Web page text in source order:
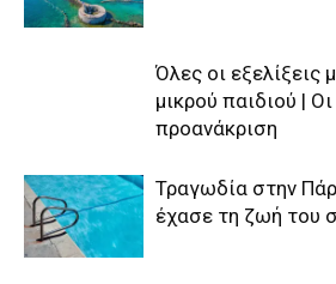
Όλες οι εξελίξεις
μικρού παιδιού |
προανάκριση
Τραγωδία στην
έχασε τη ζωή του